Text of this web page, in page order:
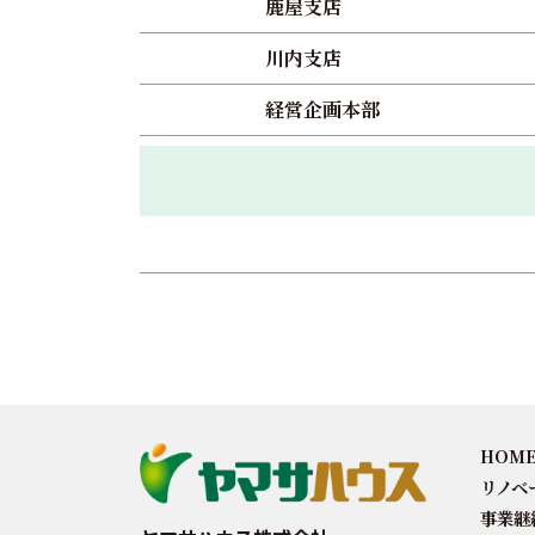
鹿屋支店
川内支店
経営企画本部
リノ
事業